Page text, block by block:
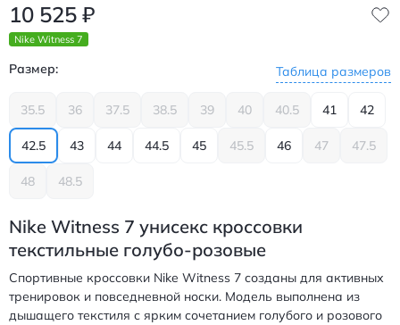
10 525 ₽
Nike Witness 7
Размер: Таблица размеров
35.5 36 37.5 38.5 39 40 40.5 41 42
42.5 43 44 44.5 45 45.5 46 47 47.5
48 48.5
Nike Witness 7 унисекс кроссовки
текстильные голубо-розовые
Спортивные кроссовки Nike Witness 7 созданы для активных
тренировок и повседневной носки. Модель выполнена из
дышащего текстиля с ярким сочетанием голубого и розового